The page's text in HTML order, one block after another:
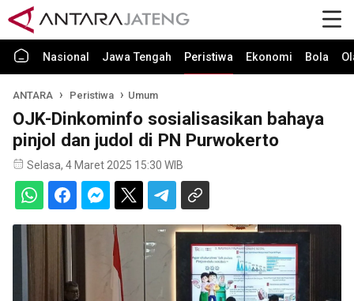
Nasional Jawa Tengah Peristiwa Ekonomi Bola
ANTARA Peristiwa Umum
OJK-Dinkominfo sosialisasikan bahaya
pinjol dan judol di PN Purwokerto
Selasa, 4 Maret 2025 15:30 WIB